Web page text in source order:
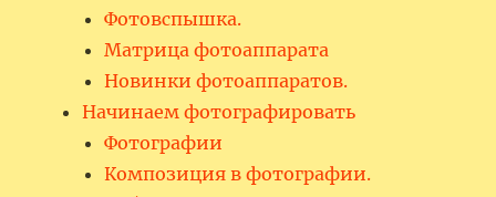
Фотовспышка.
Матрица фотоаппарата
Новинки фотоаппаратов.
Начинаем фотографировать
Фотографии
Композиция в фотографии.